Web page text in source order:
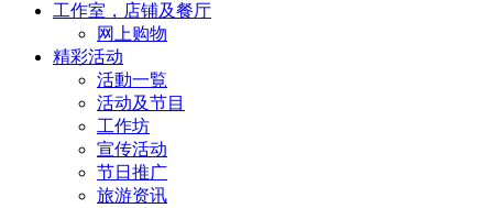
工作室，店铺及餐厅
网上购物
精彩活动
活動一覧
活动及节目
工作坊
宣传活动
节日推广
旅游资讯